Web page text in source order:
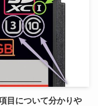
目について分かりや